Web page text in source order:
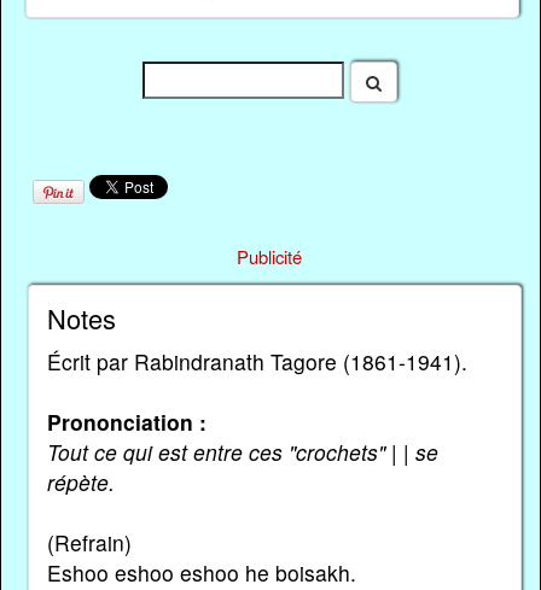
Publicité
Notes
Écrit par Rabindranath Tagore (1861-1941).
Prononciation :
Tout ce qui est entre ces "crochets" | | se
répète.
(Refrain)
Eshoo eshoo eshoo he boisakh.